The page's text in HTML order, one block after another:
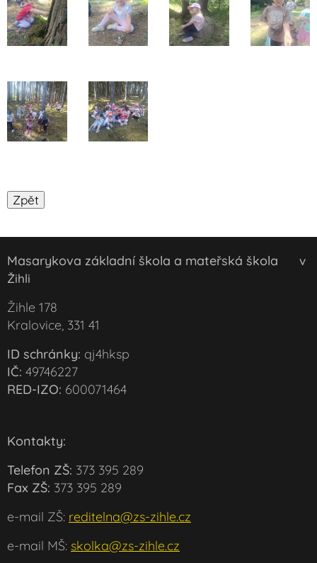
Masarykova základní škola a mateřská škola v
Žihli
Žihle 178
Kralovice, 331 41
ID schránky: qj4hksp
IČ: 49746227
RED-IZO: 600071464
Kontakty:
Telefon ZŠ: 373 395 289
Fax ZŠ: 373 395 289
e-mail ZŠ: reditelna@zs-zihle.cz
e-mail MŠ: skolka@zs-zihle.cz